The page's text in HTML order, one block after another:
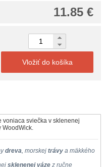
11.85 €
Vložiť do košíka
voniaca sviečka v sklenenej
dreva , morskej trávy a mäkkého
sklenenej váze z ručne